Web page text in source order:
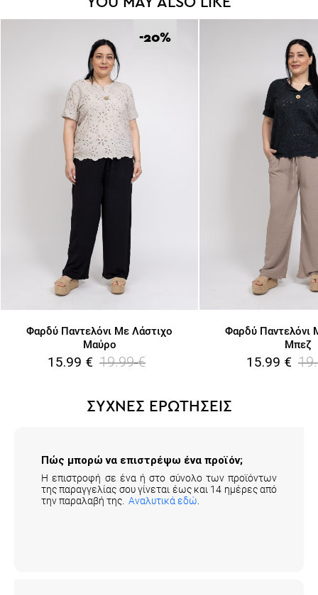
-20%
Φαρδύ Παντελόνι Με Λάστιχο
Μαύρο
15.99 € 19.99 €
Φαρδύ Παντελόνι
Μπεζ
15.99 €
ΣΥΧΝΕΣ ΕΡΩΤΗΣΕΙΣ
Πώς μπορώ να επιστρέψω ένα προϊόν;
Η επιστροφή σε ένα ή στο σύνολο των προϊόντων
της παραγγελίας σου γίνεται έως και 14 ημέρες από
την παραλαβή της. Αναλυτικά εδώ